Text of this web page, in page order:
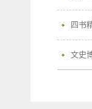
四书
文史